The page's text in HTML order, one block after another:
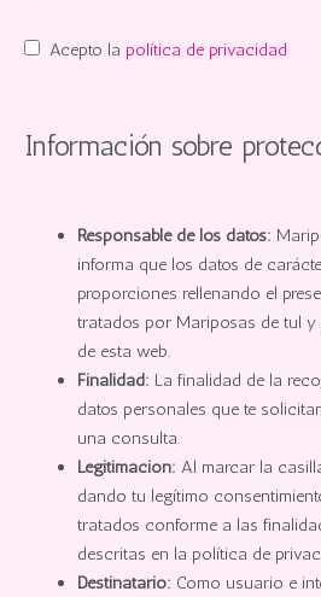
Acepto la política de privacidad
Información sobre
Responsable de los datos:
informa que los datos de
proporciones rellenando el
tratados por Mariposas de tul
de esta web.
Finalidad: La finalidad de la
datos personales que te
una consulta.
Legitimación: Al marcar la
dando tu legítimo
tratados conforme a las
descritas en la política de
Destinatario: Como usuario e